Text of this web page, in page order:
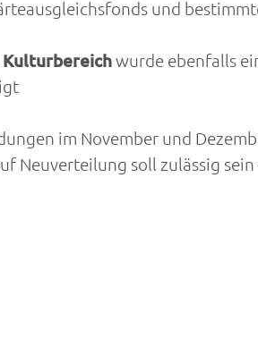
und
Kulturbereichwurde ebenfalls
im November und
Neuverteilung soll zulässig